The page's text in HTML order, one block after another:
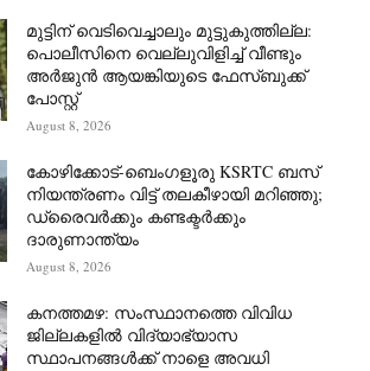
മുട്ടിന് വെടിവെച്ചാലും മുട്ടുകുത്തില്ല:
പൊലീസിനെ വെല്ലുവിളിച്ച് വീണ്ടും
അർജുൻ ആയങ്കിയുടെ ഫേസ്ബുക്ക്
പോസ്റ്റ്
August 8, 2026
കോഴിക്കോട്-ബെംഗളൂരു KSRTC ബസ്
നിയന്ത്രണം വിട്ട് തലകീഴായി മറിഞ്ഞു;
ഡ്രെെവർക്കും കണ്ടക്ടർക്കും
ദാരുണാന്ത്യം
August 8, 2026
കനത്തമഴ: സംസ്ഥാനത്തെ വിവിധ
ജില്ലകളിൽ വിദ്യാഭ്യാസ
സ്ഥാപനങ്ങൾക്ക് നാളെ അവധി